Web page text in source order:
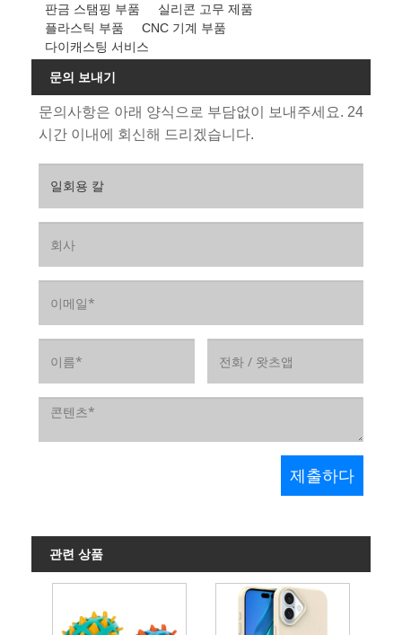
판금 스탬핑 부품
실리콘 고무 제품
플라스틱 부품
CNC 기계 부품
다이캐스팅 서비스
문의 보내기
문의사항은 아래 양식으로 부담없이 보내주세요. 24
시간 이내에 회신해 드리겠습니다.
관련 상품